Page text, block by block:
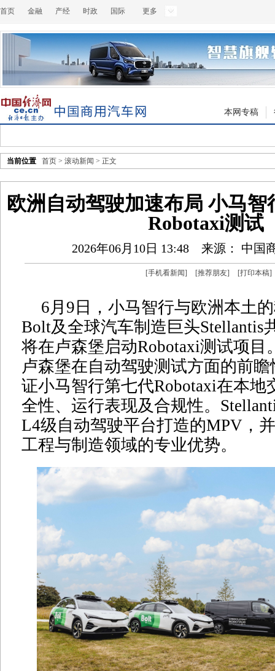
首页 金融 产经 时政 国际 更多
本网专稿
当前位置 首页 > 滚动新闻 > 正文
欧洲自动驾驶加速布局 小马
Robotaxi测试
2026年06月10日 13:48 来源： 中国
[手机看新闻] [推荐朋友] [打印本稿]
6月9日，小马智行与欧洲本土
Bolt及全球汽车制造巨头Stellantis
将在卢森堡启动Robotaxi测试项目
卢森堡在自动驾驶测试方面的前
证小马智行第七代Robotaxi在本地
全性、运行表现及合规性。
L4级自动驾驶平台打造的MPV，
工程与制造领域的专业优势。